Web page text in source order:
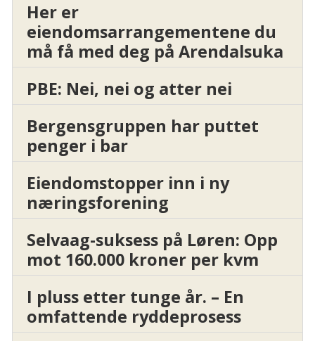
Her er
eiendomsarrangementene du
må få med deg på Arendalsuka
PBE: Nei, nei og atter nei
Bergensgruppen har puttet
penger i bar
Eiendomstopper inn i ny
næringsforening
Selvaag-suksess på Løren: Opp
mot 160.000 kroner per kvm
I pluss etter tunge år. – En
omfattende ryddeprosess